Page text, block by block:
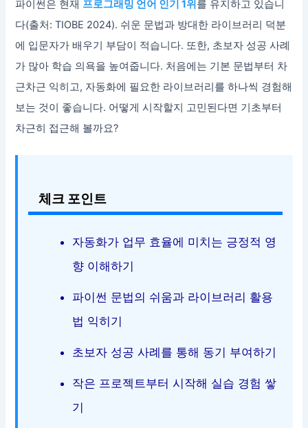
파이썬은 현재 프로그래밍 언어 인기 1위 를 유지하고 있습니
다(출처: TIOBE 2024). 쉬운 문법과 방대한 라이브러리 덕분
에 입문자가 배우기 부담이 적습니다. 또한, 초보자 성공 사례
가 많아 학습 의욕을 높여줍니다. 처음에는 기본 문법부터 차
근차근 익히고, 자동화에 필요한 라이브러리를 하나씩 경험해
보는 것이 좋습니다. 어떻게 시작할지 고민된다면 기초부터
차근히 접근해 볼까요?
체크 포인트
자동화가 업무 효율에 미치는 긍정적 영
향 이해하기
파이썬 문법의 쉬움과 라이브러리 활용
법 익히기
초보자 성공 사례를 통해 동기 부여하기
작은 프로젝트부터 시작해 실습 경험 쌓
기